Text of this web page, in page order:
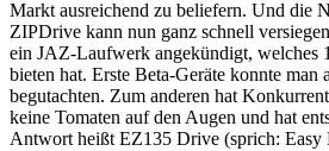
Markt ausreichend zu beliefern. Und die
ZIPDrive kann nun ganz schnell
ein JAZ-Laufwerk angekündigt, welches
bieten hat. Erste Beta-Geräte konnte man
begutachten. Zum anderen hat
keine Tomaten auf den Augen und hat
Antwort heißt EZ135 Drive (sprich: Easy